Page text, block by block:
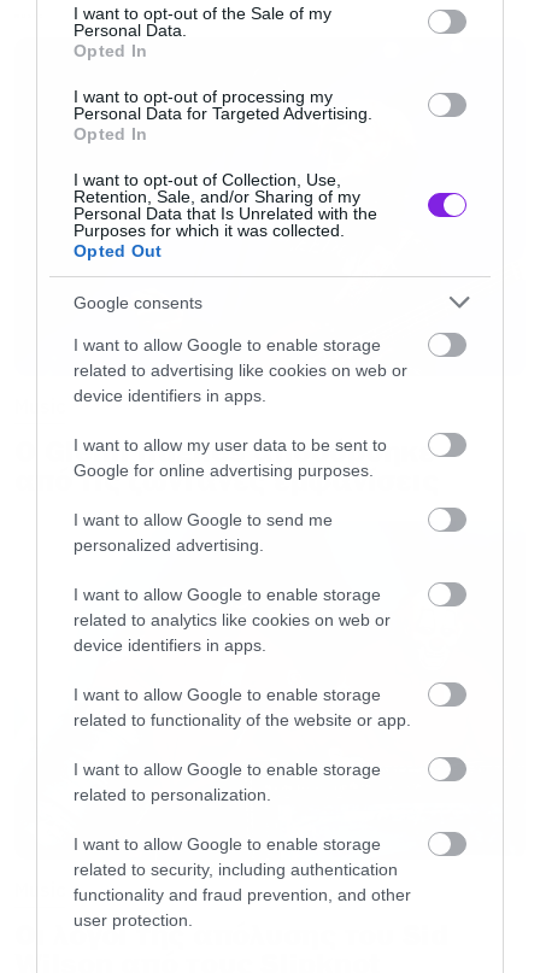
consent section.
I want to opt-out of the Sale of my
Personal Data.
Opted In
I want to opt-out of processing my
Personal Data for Targeted Advertising.
Opted In
I want to opt-out of Collection, Use,
Retention, Sale, and/or Sharing of my
Personal Data that Is Unrelated with the
Purposes for which it was collected.
Opted Out
Google consents
I want to allow Google to enable storage
related to advertising like cookies on web or
device identifiers in apps.
I want to allow my user data to be sent to
Google for online advertising purposes.
I want to allow Google to send me
personalized advertising.
I want to allow Google to enable storage
related to analytics like cookies on web or
device identifiers in apps.
I want to allow Google to enable storage
related to functionality of the website or app.
I want to allow Google to enable storage
related to personalization.
I want to allow Google to enable storage
related to security, including authentication
functionality and fraud prevention, and other
user protection.
Ο Glenn Hughes αποσύρθηκε
από τις ζωντανές εμφανίσεις
Οι λόγοι της απόλυσης του Sid